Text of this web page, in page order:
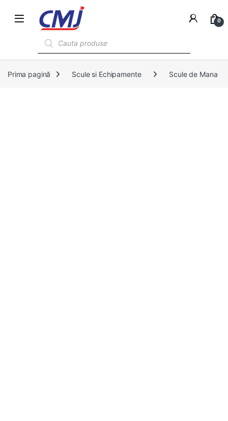
0
Prima pagină Scule si Echipamente Scule de Mana